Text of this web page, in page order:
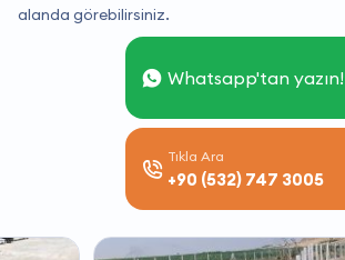
alanda görebilirsiniz.
Whatsapp'tan yazın!
Tıkla Ara
+90 (532) 747 3005